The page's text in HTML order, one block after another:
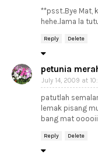
**psst..Bye Mat,
hehe..lama la
Reply Delete
petunia
July 14, 2009 at
patutlah
lemak pisang
bang mat
Reply Delete